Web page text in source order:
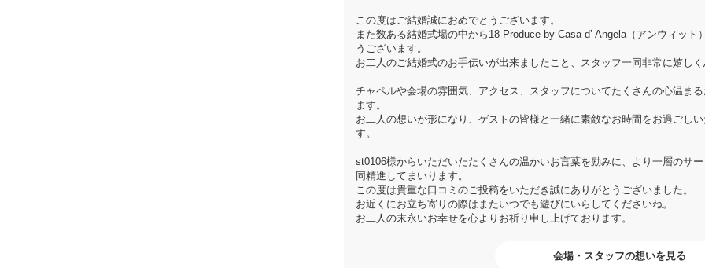
この度はご結婚誠におめでとうございます。
また数ある結婚式場の中から18 Produce by Casa d’ Angela（アンウィット
うございます。
お二人のご結婚式のお手伝いが出来ましたこと、スタッフ一同非常に嬉しく
チャペルや会場の雰囲気、アクセス、スタッフについてたくさんの心温ま
ます。
お二人の想いが形になり、ゲストの皆様と一緒に素敵なお時間をお過ごし
す。
st0106様からいただいたたくさんの温かいお言葉を励みに、より一層のサ
同精進してまいります。
この度は貴重な口コミのご投稿をいただき誠にありがとうございました。
お近くにお立ち寄りの際はまたいつでも遊びにいらしてくださいね。
お二人の末永いお幸せを心よりお祈り申し上げております。
会場・スタッフの想いを見る